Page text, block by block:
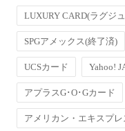
LUXURY CARD(ラグジ
SPGアメックス(終了済)
UCSカード Yahoo!
アプラスG･O･Gカード
アメリカン・エキスプ